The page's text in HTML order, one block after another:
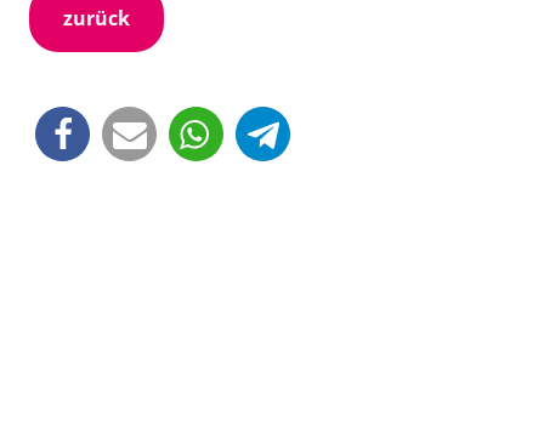
zurück